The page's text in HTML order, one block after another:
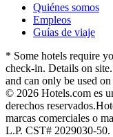
Quiénes somos
Empleos
Guías de viaje
* Some hotels require
check-in. Details on site.
and can only be used
© 2026 Hotels.com es
derechos reservados.
marcas comerciales o
L.P. CST# 2029030-50.